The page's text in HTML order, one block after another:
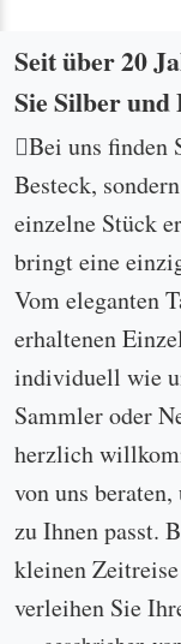
Seit über 20
Sie Silber und
Bei uns finden
Besteck,
einzelne Stück
bringt eine
Vom eleganten
erhaltenen
individuell wie
Sammler oder
herzlich
von uns
zu Ihnen passt.
kleinen
verleihen Sie